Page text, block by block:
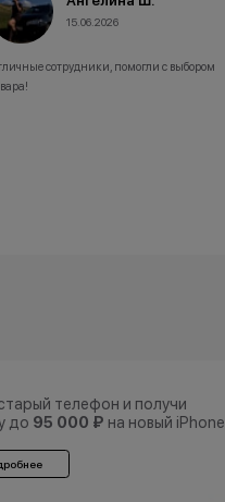
15.06.2026
сотрудники, помогли с выбором
телефон и получи
до 95 000 ₽ на новый iPhone